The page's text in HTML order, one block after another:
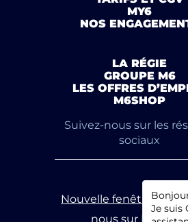
MY6
NOS
LA RÉGIE
GROUPE M6
LES OFFRES
M6SHOP
Suivez-nous sur les
sociaux
Nouvelle fenêtre
nous sur Linkedin
Je suis